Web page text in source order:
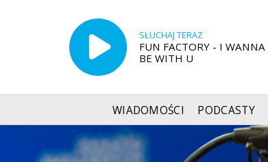
SŁUCHAJ TERAZ
FUN FACTORY - I WANNA
BE WITH U
WIADOMOŚCI PODCASTY